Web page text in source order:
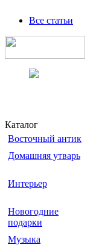
Все статьи
Каталог
Восточный антик
Домашняя утварь
Интерьер
Новогодние
подарки
Музыка